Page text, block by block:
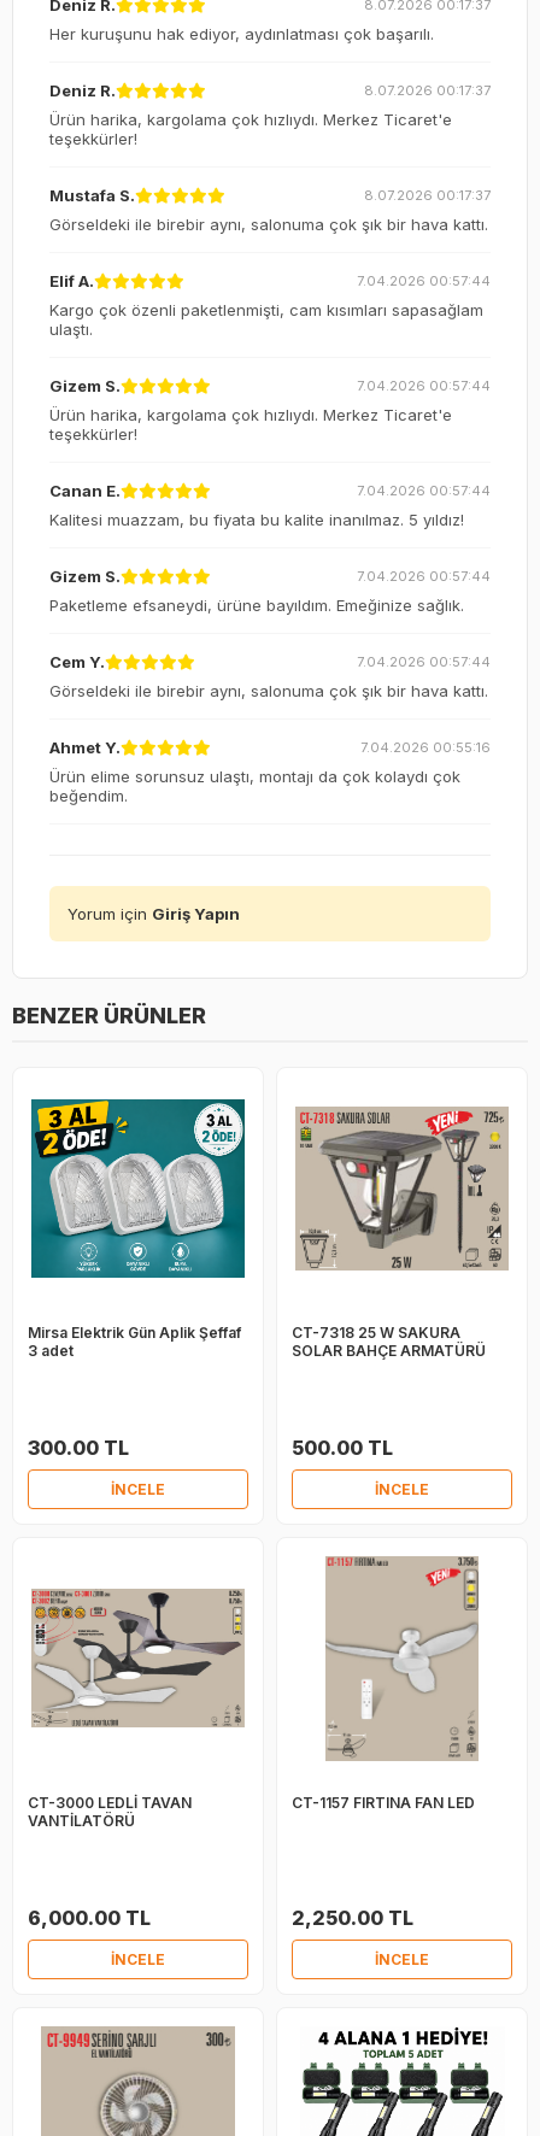
Deniz R. 8.07.2026 00:17:37
Her kuruşunu hak ediyor, aydınlatması çok başarılı.
Deniz R. 8.07.2026 00:17:37
Ürün harika, kargolama çok hızlıydı. Merkez Ticaret'e
teşekkürler!
Mustafa S. 8.07.2026 00:17:37
Görseldeki ile birebir aynı, salonuma çok şık bir hava kattı.
Elif A. 7.04.2026 00:57:44
Kargo çok özenli paketlenmişti, cam kısımları sapasağlam
ulaştı.
Gizem S. 7.04.2026 00:57:44
Ürün harika, kargolama çok hızlıydı. Merkez Ticaret'e
teşekkürler!
Canan E. 7.04.2026 00:57:44
Kalitesi muazzam, bu fiyata bu kalite inanılmaz. 5 yıldız!
Gizem S. 7.04.2026 00:57:44
Paketleme efsaneydi, ürüne bayıldım. Emeğinize sağlık.
Cem Y. 7.04.2026 00:57:44
Görseldeki ile birebir aynı, salonuma çok şık bir hava kattı.
Ahmet Y. 7.04.2026 00:55:16
Ürün elime sorunsuz ulaştı, montajı da çok kolaydı çok
beğendim.
Yorum için Giriş Yapın
BENZER ÜRÜNLER
Mirsa Elektrik Gün Aplik Şeffaf
3 adet
300.00 TL
İNCELE
CT-7318 25 W SAKURA
SOLAR BAHÇE ARMATÜRÜ
500.00 TL
İNCELE
CT-3000 LEDLİ TAVAN
VANTİLATÖRÜ
6,000.00 TL
İNCELE
CT-1157 FIRTINA FAN LED
2,250.00 TL
İNCELE